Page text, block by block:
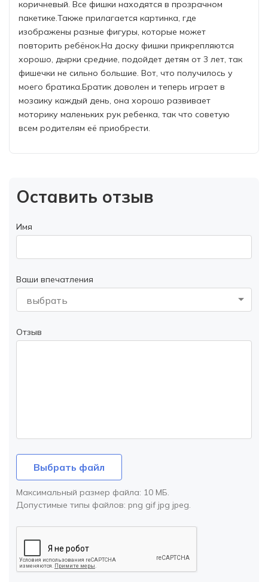
коричневый. Все фишки находятся в прозрачном
пакетике.Также прилагается картинка, где
изображены разные фигуры, которые может
повторить ребёнок.На доску фишки прикрепляются
хорошо, дырки средние, подойдет детям от 3 лет, так
фишечки не сильно большие. Вот, что получилось у
моего братика.Братик доволен и теперь играет в
мозаику каждый день, она хорошо развивает
моторику маленьких рук ребенка, так что советую
всем родителям её приобрести.
Оставить отзыв
Имя
Ваши впечатления
выбрать
Отзыв
Выбрать файл
Максимальный размер файла: 10 МБ.
Допустимые типы файлов: png gif jpg jpeg.